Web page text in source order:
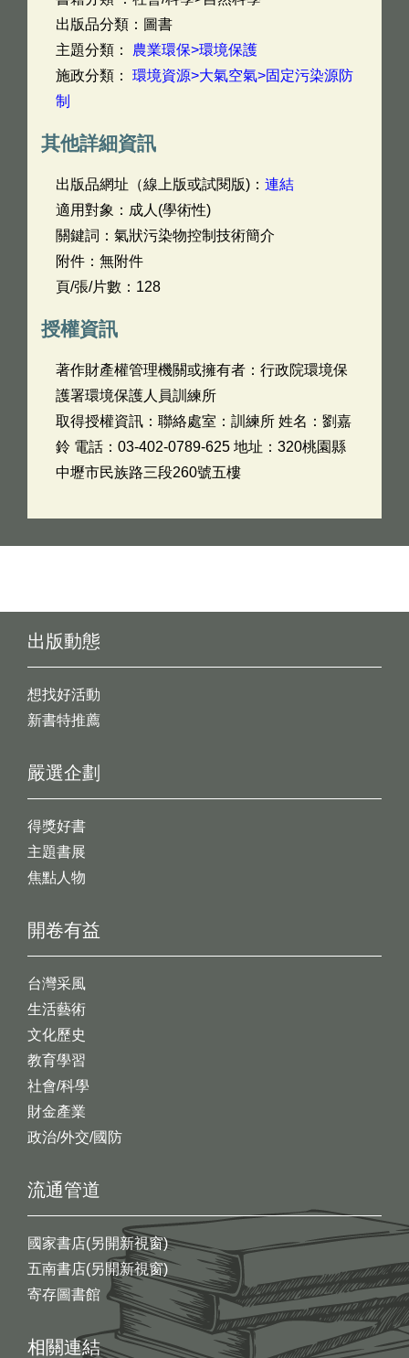
出版品分類：圖書
主題分類： 農業環保>環境保護
施政分類： 環境資源>大氣空氣>固定污染源防
制
其他詳細資訊
出版品網址（線上版或試閱版)： 連結
適用對象：成人(學術性)
關鍵詞：氣狀污染物控制技術簡介
附件：無附件
頁/張/片數：128
授權資訊
著作財產權管理機關或擁有者：行政院環境保
護署環境保護人員訓練所
取得授權資訊：聯絡處室：訓練所 姓名：劉嘉
鈴 電話：03-402-0789-625 地址：320桃園縣
中壢市民族路三段260號五樓
出版動態
想找好活動
新書特推薦
開卷有益
台灣采風
生活藝術
文化歷史
教育學習
社會/科學
財金產業
政治/外交/國防
嚴選企劃
得獎好書
主題書展
焦點人物
流通管道
國家書店(另開新視窗)
五南書店(另開新視窗)
寄存圖書館
相關連結